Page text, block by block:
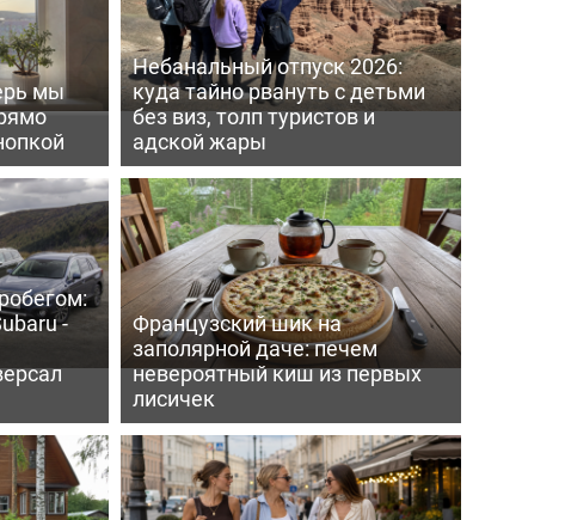
мы
Небанальный отпуск 2026:
куда тайно рвануть с детьми
без виз, толп туристов и
адской жары
-
Французский шик на
заполярной даче: печем
невероятный киш из первых
лисичек